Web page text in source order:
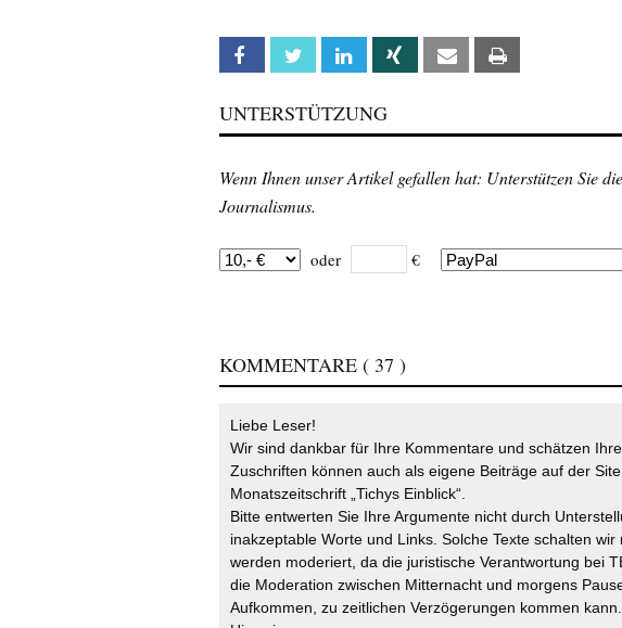
Facebook Twitter Linkedin Xing Email
UNTERSTÜTZUNG
Wenn Ihnen unser Artikel gefallen hat: Unterstützen Sie
Journalismus.
oder €
KOMMENTARE ( 37 )
Liebe Leser!
Wir sind dankbar für Ihre Kommentare und schätzen
Zuschriften können auch als eigene Beiträge auf der
Monatszeitschrift „Tichys Einblick“.
Bitte entwerten Sie Ihre Argumente nicht durch
inakzeptable Worte und Links. Solche Texte schalten
werden moderiert, da die juristische Verantwortung bei
die Moderation zwischen Mitternacht und morgens
Aufkommen, zu zeitlichen Verzögerungen kommen